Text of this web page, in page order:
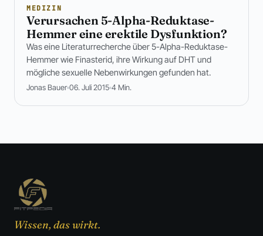
MEDIZIN
Verursachen 5-Alpha-Reduktase-
Hemmer eine erektile Dysfunktion?
Was eine Literaturrecherche über 5-Alpha-Reduktase-
Hemmer wie Finasterid, ihre Wirkung auf DHT und
mögliche sexuelle Nebenwirkungen gefunden hat.
Jonas Bauer 06. Juli 2015 4 Min.
Wissen, das wirkt.